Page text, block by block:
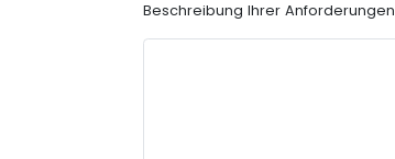
Beschreibung Ihrer Anforderungen